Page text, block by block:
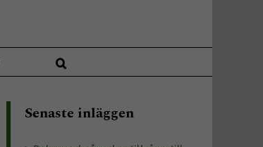
Senaste inläggen